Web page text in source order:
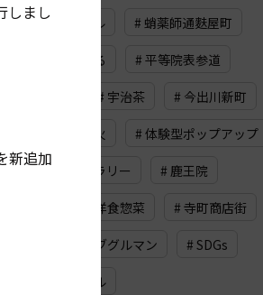
# コーディアル # 蛸薬師通麩屋町
# 高倉夷川上る # 平等院表参道
# 宇治茶 # 今出川新町
# 五山の送り火 # 体験型ポップアップ
# 同時代ギャラリー # 鹿王院
# 洋食惣菜 # 寺町商店街
# ビブグルマン # SDGs
# イオンモール
しまし
新追加